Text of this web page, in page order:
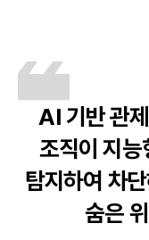
AI 기반 관
조직이 지
탐지하여 차
숨은